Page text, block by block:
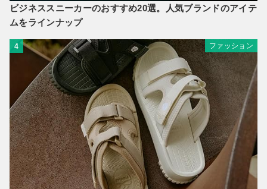
ビジネススニーカーのおすすめ20選。人気ブランドのアイテ
ムをラインナップ
4 ファッション